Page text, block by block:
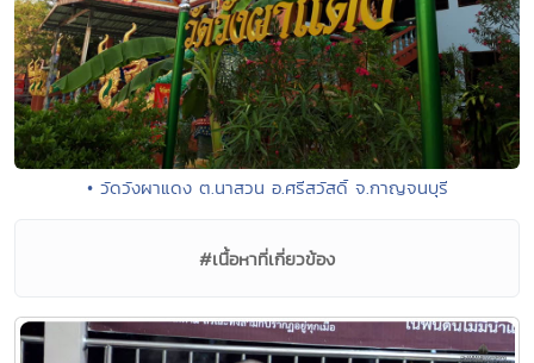
• วัดวังผาแดง ต.นาสวน อ.ศรีสวัสดิ์ จ.กาญจนบุรี
#เนื้อหาที่เกี่ยวข้อง